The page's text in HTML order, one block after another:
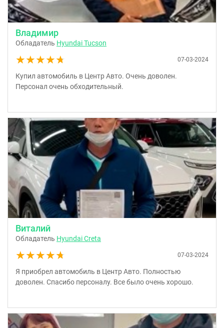
Владимир
Обладатель Hyundai Tucson
★★★★★
★★★★★ 07-03-2024
Купил автомобиль в Центр Авто. Очень доволен.
Персонал очень обходительный.
Виталий
Обладатель Hyundai Creta
★★★★★
★★★★★ 07-03-2024
Я приобрел автомобиль в Центр Авто. Полностью
доволен. Спасибо персоналу. Все было очень хорошо.